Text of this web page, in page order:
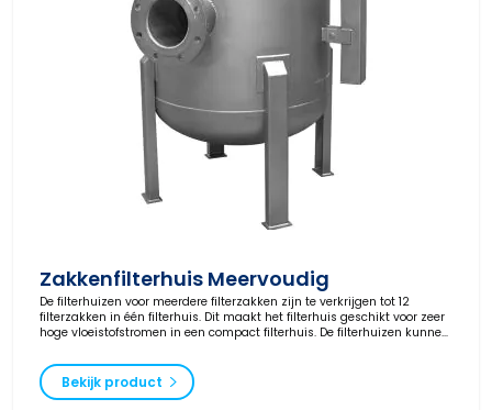
Zakkenfilterhuis Meervoudig
De filterhuizen voor meerdere filterzakken zijn te verkrijgen tot 12
filterzakken in één filterhuis. Dit maakt het filterhuis geschikt voor zeer
hoge vloeistofstromen in een compact filterhuis. De filterhuizen kunnen
drukklassen en met ATEX-certificering.
Bekijk product